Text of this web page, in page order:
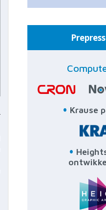
• Krause
•